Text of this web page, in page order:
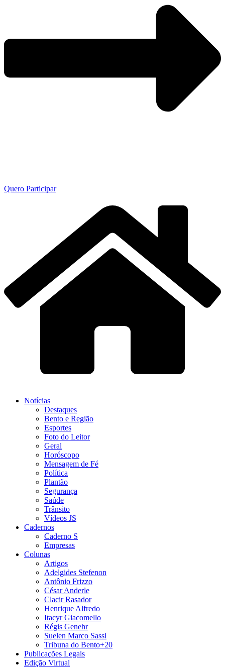
Quero Participar
Notícias
Destaques
Bento e Região
Esportes
Foto do Leitor
Geral
Horóscopo
Mensagem de Fé
Política
Plantão
Segurança
Saúde
Trânsito
Vídeos JS
Cadernos
Caderno S
Empresas
Colunas
Artigos
Adelgides Stefenon
Antônio Frizzo
César Anderle
Clacir Rasador
Henrique Alfredo
Itacyr Giacomello
Régis Genehr
Suelen Marco Sassi
Tribuna do Bento+20
Publicações Legais
Edição Virtual